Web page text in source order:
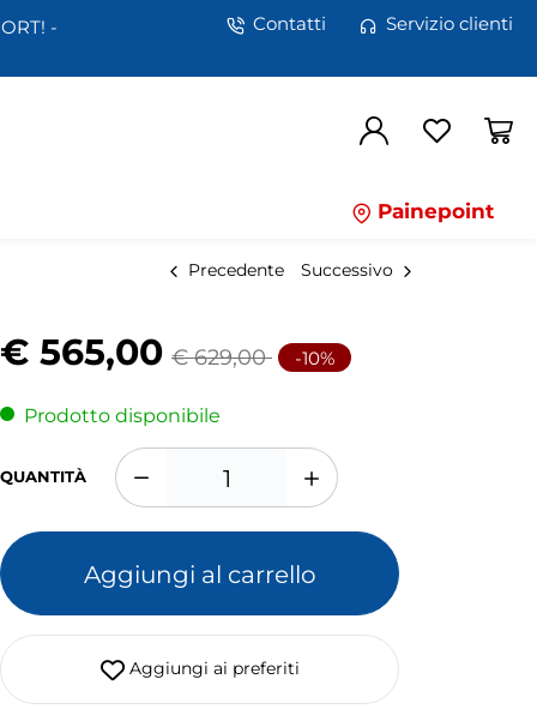
- Contatti Servizio clienti
Painepoint
Precedente Successivo
€ 565,00 € 629,00 -10%
Prodotto disponibile
QUANTITÀ
Aggiungi al carrello
Aggiungi ai preferiti